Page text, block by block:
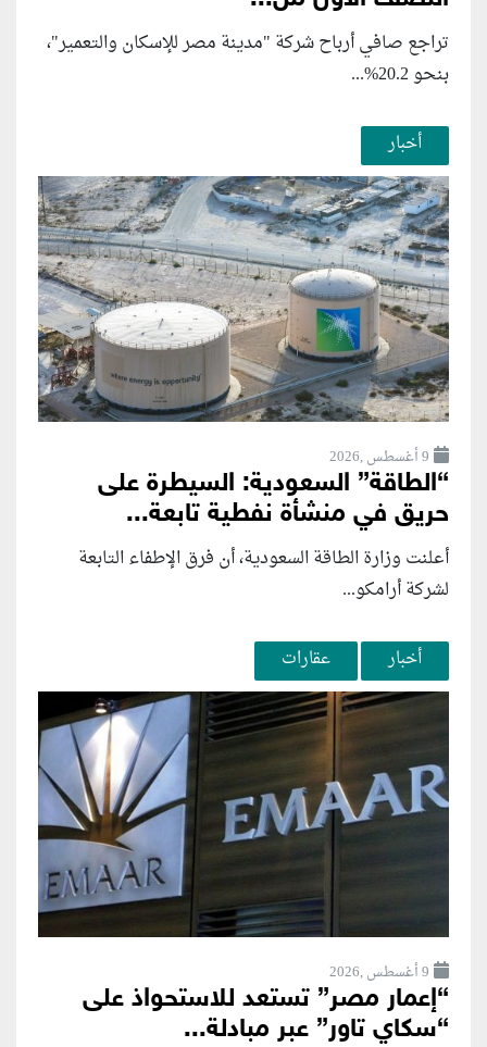
تراجع صافي أرباح شركة "مدينة مصر للإسكان والتعمير"،
بنحو 20.2%...
أخبار
9 أغسطس ,2026
“الطاقة” السعودية: السيطرة على
حريق في منشأة نفطية تابعة...
أعلنت وزارة الطاقة السعودية، أن فرق الإطفاء التابعة
لشركة أرامكو...
أخبار عقارات
9 أغسطس ,2026
“إعمار مصر” تستعد للاستحواذ على
“سكاي تاور” عبر مبادلة...